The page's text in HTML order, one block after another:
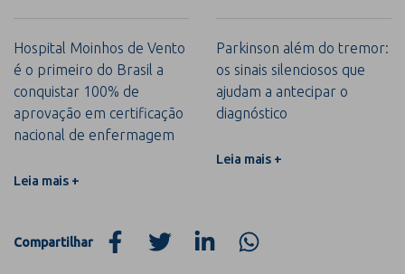
Hospital Moinhos de Vento
é o primeiro do Brasil a
conquistar 100% de
aprovação em certificação
nacional de enfermagem
Leia mais +
Parkinson além do tremor:
os sinais silenciosos que
ajudam a antecipar o
diagnóstico
Leia mais +
Compartilhar